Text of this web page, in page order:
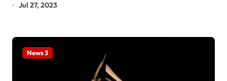
Jul 27, 2023
News 3